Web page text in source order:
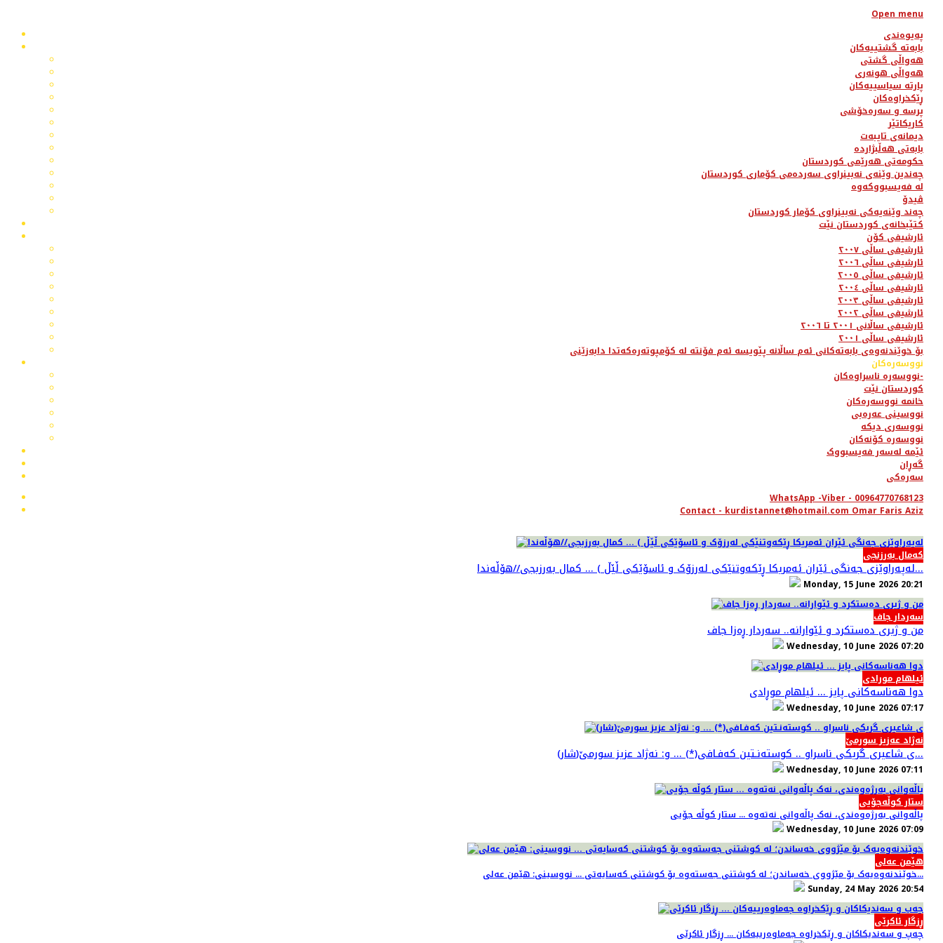
Open menu
پەیوەندی
بابەتە گشتییەکان
هەواڵی گشتی
هەواڵی هونەری
پارتە سیاسییەکان
ڕێکخراوەکان
پرسە و سەرەخۆشی
کاریکاتێر
دیمانەی تایبەت
بابەتی هەڵبژاردە
حکومەتی هەرێمی کوردستان
چەندین وێنەی نەبینراوی سەردەمی کۆماری کوردستان
لە فەیسبووکەوە
ڤیدۆ
چەند وێنەیەکی نەبینراوی کۆمار کوردستان
کتێبخانەی کوردستان نێت
ئارشیفی کۆن
ئارشیفی ساڵی ٢٠٠٧
ئارشیفی ساڵی ٢٠٠٦
ئارشیفی ساڵی ٢٠٠٥
ئارشیفی ساڵی ٢٠٠٤
ئارشیفی ساڵی ٢٠٠٣
ئارشیفی ساڵی ٢٠٠٢
ئارشیفی ساڵانی ٢٠٠١ تا ٢٠٠٦
ئارشیفی ساڵی ٢٠٠١
بۆ خوێندنەوەی بابەتەکانی ئەم ساڵانە پێویسە ئەم فۆنتە لە کۆمپوتەرەکەتدا دابەزێنی
نووسەرەکان
نووسەرە ناسراوەکان-
کوردستان نێت
خانمە نووسەرەکان
نووسینی عەرەبی
نووسەری دیکە
نووسەرە کۆنەکان
ئێمە لەسەر فەیسبووک
گەڕان
سەرەکی
WhatsApp -Viber - 00964770768123
Contact - kurdistannet@hotmail.com Omar Faris Aziz
کەمال بەرزنجی
لەپەراوێزی جەنگی ئێران ئەمریکا ڕێکەوتنێكى لەرزۆک و ئاسۆێکی ڵێڵ ) ... کمال بەرزبجی//هۆڵەندا...
Monday, 15 June 2026 20:21
سەردار جاف
من و ژيری دەستکرد و ئێوارانە.. سەردار ڕەزا جاف
Wednesday, 10 June 2026 07:20
ئیلهام مورادی
دوا هەناسەکانی پایز ... ئیلهام موڕادی
Wednesday, 10 June 2026 07:17
نەژاد عەزیز سورمێ
(شار)ی شاعیری گریكی ناسراو .. كوسته‌نـتین كه‌فـافی(*) ... و: نه‌ژاد عزیز سورمێ...
Wednesday, 10 June 2026 07:11
ستار کوڵەجۆیی
پاڵەوانی بەرژەوەندی، نەک پاڵەوانی نەتەوە ... ستار کوڵە جۆیی
Wednesday, 10 June 2026 07:09
هێمن عەلی
خوێندنەوەیەک بۆ مێژووی خەساندن؛ لە کوشتنی جەستەوە بۆ کوشتنی کەسایەتی ... نووسینی: هێمن عەلی...
Sunday, 24 May 2026 20:54
ڕزگار ئاکرێی
چەپ و سەندیکاکان و ڕێکخراوە جەماوەرییەکان ... ڕزگار ئاکرێی